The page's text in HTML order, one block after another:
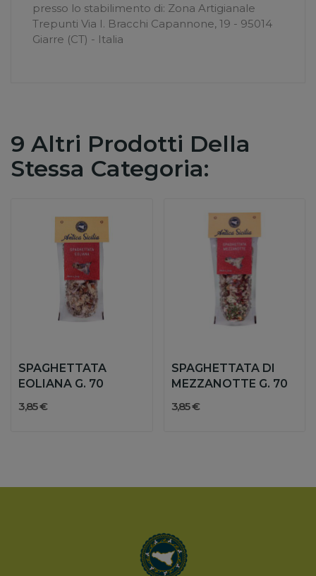
presso lo stabilimento di: Zona Artigianale
Trepunti Via I. Bracchi Capannone, 19 - 95014
Giarre (CT) - Italia
9 Altri Prodotti Della
Stessa Categoria:
SPAGHETTATA
EOLIANA G. 70
3,85 €
SPAGHETTATA DI
MEZZANOTTE G. 70
3,85 €